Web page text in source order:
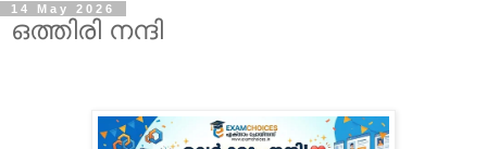
14 May 2026
ഒത്തിരി നന്ദി